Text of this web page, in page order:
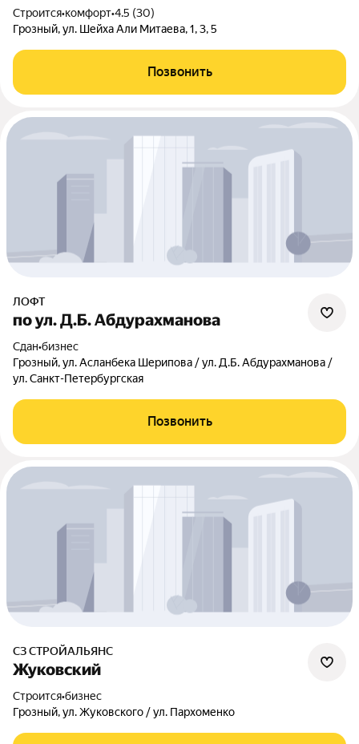
Строится•комфорт•4.5 (30)
Грозный, ул. Шейха Али Митаева, 1, 3, 5
Позвонить
ЛОФТ
по ул. Д.Б. Абдурахманова
Сдан•бизнес
Грозный, ул. Асланбека Шерипова / ул. Д.Б. Абдурахманова /
ул. Санкт-Петербургская
Позвонить
СЗ СТРОЙАЛЬЯНС
Жуковский
Строится•бизнес
Грозный, ул. Жуковского / ул. Пархоменко